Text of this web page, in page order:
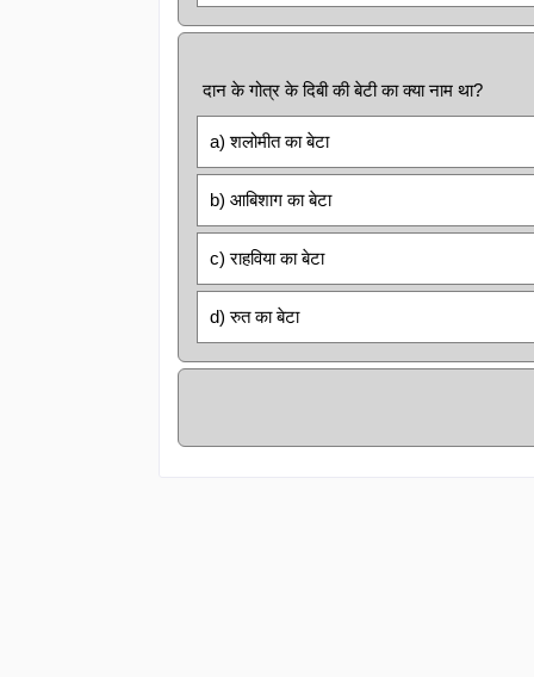
दान के गोत्र के दिबी की बेटी का क्या नाम था?
a) शलोमीत का बेटा
b) आबिशाग का बेटा
c) राहविया का बेटा
d) रुत का बेटा